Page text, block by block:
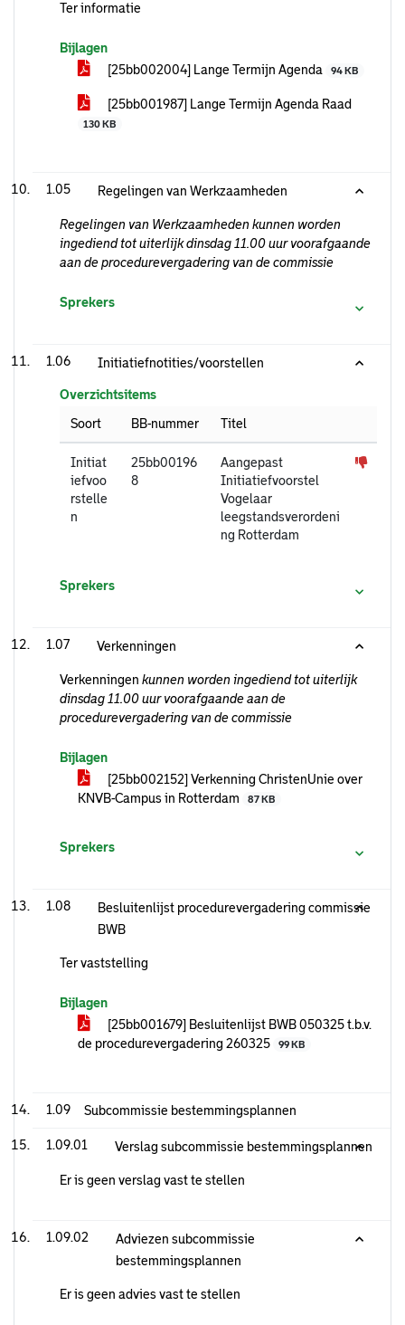
Ter informatie
Bijlagen
[25bb002004] Lange Termijn Agenda
94 KB
[25bb001987] Lange Termijn Agenda Raad
130 KB
1.05 Regelingen van Werkzaamheden
Regelingen van Werkzaamheden kunnen worden
ingediend tot uiterlijk dinsdag 11.00 uur voorafgaande
aan de procedurevergadering van de commissie
Sprekers
1.06 Initiatiefnotities/voorstellen
Overzichtsitems
Soort
BB-nummer Titel
Initiat
iefvoo
rstelle
n
25bb00196
8
Aangepast
Initiatiefvoorstel
Vogelaar
leegstandsverordeni
ng Rotterdam
Sprekers
1.07 Verkenningen
Verkenningen kunnen worden ingediend tot uiterlijk
dinsdag 11.00 uur voorafgaande aan de
procedurevergadering van de commissie
Bijlagen
[25bb002152] Verkenning ChristenUnie over
KNVB-Campus in Rotterdam
87 KB
Sprekers
1.08
Besluitenlijst procedurevergadering commissie
BWB
Ter vaststelling
Bijlagen
[25bb001679] Besluitenlijst BWB 050325 t.b.v.
de procedurevergadering 260325
99 KB
1.09 Subcommissie bestemmingsplannen
1.09.01 Verslag subcommissie bestemmingsplannen
Er is geen verslag vast te stellen
1.09.02
Adviezen subcommissie
bestemmingsplannen
Er is geen advies vast te stellen